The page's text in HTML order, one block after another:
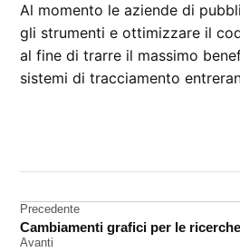
Al momento le aziende di
gli strumenti e ottimizzare il
al fine di trarre il massimo
sistemi di tracciamento
privacy
Safari
Navigazione
articoli
Precedente
Cambiamenti grafici per le
Avanti